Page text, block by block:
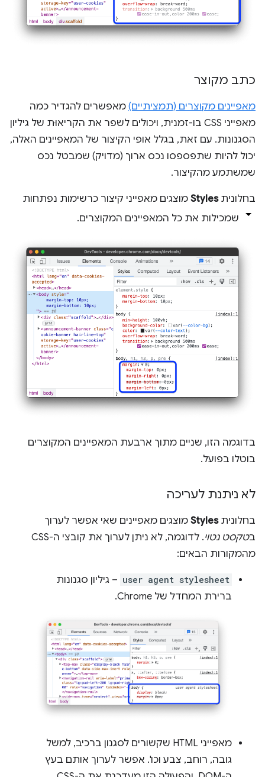
כתב מקוצר
מאפיינים מקוצרים (תמציתיים) מאפשרים להגדיר כמה
מאפייני CSS בו-זמנית, ויכולים לשפר את הקריאוּת של גיליון
הסגנונות. עם זאת, בגלל אופי הקיצור של המאפיינים האלה,
יכול להיות שתפספסו נכס ארוך (מדויק) שמבטל נכס
שמשתמע מהקיצור.
בחלוניתStyles מוצגים מאפייני קיצור כרשימות נפתחות
שמכילות את כל המאפיינים המקוצרים.
בדוגמה הזו, שניים מתוך ארבעת המאפיינים המקוצרים
בוטלו בפועל.
לא ניתנת לעריכה
בחלוניתStyles מוצגים מאפיינים שאי אפשר לערוך
בטקסט נטוי
. לדוגמה, לא ניתן לערוך את קובצי ה-CSS
מהמקורות הבאים:
user agent stylesheet – גיליון סגנונות
ברירת המחדל של Chrome.
מאפייני HTML שקשורים לסגנון ברכיב, למשל
גובה, רוחב, צבע וכו'. אפשר לערוך אותם בעץ